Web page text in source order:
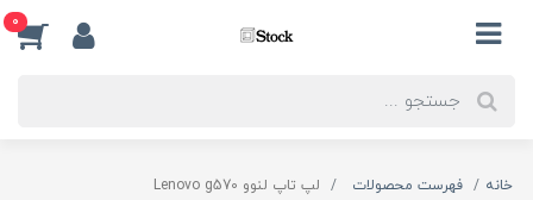
0
خانه فهرست محصولات لپ تاپ لنوو Lenovo g570